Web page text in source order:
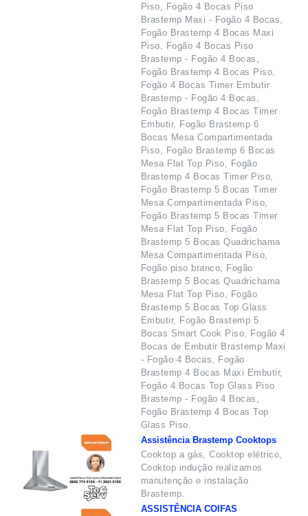
Piso, Fogão 4 Bocas Piso
Brastemp Maxi - Fogão 4 Bocas,
Fogão Brastemp 4 Bocas Maxi
Piso, Fogão 4 Bocas Piso
Brastemp - Fogão 4 Bocas,
Fogão Brastemp 4 Bocas Piso,
Fogão 4 Bocas Timer Embutir
Brastemp - Fogão 4 Bocas,
Fogão Brastemp 4 Bocas Timer
Embutir, Fogão Brastemp 6
Bocas Mesa Compartimentada
Piso, Fogão Brastemp 6 Bocas
Mesa Flat Top Piso, Fogão
Brastemp 4 Bocas Timer Piso,
Fogão Brastemp 5 Bocas Timer
Mesa Compartimentada Piso,
Fogão Brastemp 5 Bocas Timer
Mesa Flat Top Piso, Fogão
Brastemp 5 Bocas Quadrichama
Mesa Compartimentada Piso,
Fogão piso branco, Fogão
Brastemp 5 Bocas Quadrichama
Mesa Flat Top Piso, Fogão
Brastemp 5 Bocas Top Glass
Embutir, Fogão Brastemp 5
Bocas Smart Cook Piso, Fogão 4
Bocas de Embutir Brastemp Maxi
- Fogão 4 Bocas, Fogão
Brastemp 4 Bocas Maxi Embutir,
Fogão 4 Bocas Top Glass Piso
Brastemp - Fogão 4 Bocas,
Fogão Brastemp 4 Bocas Top
Glass Piso.
Assistência Brastemp Cooktops
Cooktop a gás, Cooktop elétrico,
Cooktop indução realizamos
manutenção e instalação
Brastemp.
ASSISTÊNCIA COIFAS